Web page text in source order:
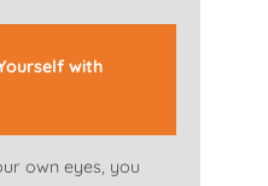
with
own eyes, you